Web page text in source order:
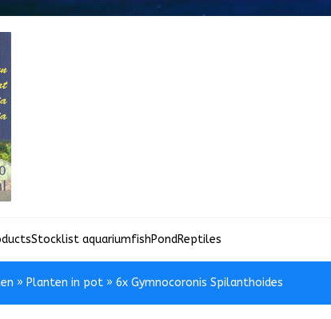
Stocklist aquariumfishPondReptiles
» Planten in pot » 6x Gymnocoronis Spilanthoides